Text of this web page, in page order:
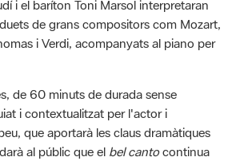
de 60 minuts de durada sense
i contextualitzat per l'actor i
al públic que elbel cantocontinua
emocions humanes més profundes. El
de gran contrast: des de la
i Papagena deLa flauta